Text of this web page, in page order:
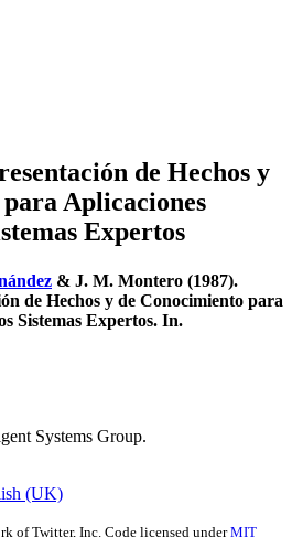
de Hechos y
Aplicaciones
Expertos
& J. M. Montero (1987).
de Hechos y de Conocimiento para
Sistemas Expertos. In.
Systems Group.
(UK)
of Twitter, Inc. Code licensed underMIT